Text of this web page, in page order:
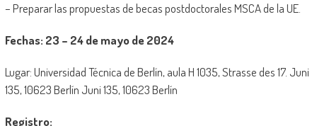
– Preparar las propuestas de becas postdoctorales MSCA de la UE.
Fechas: 23 – 24 de mayo de 2024
Lugar: Universidad Técnica de Berlín, aula H 1035, Strasse des 17. Juni
135, 10623 Berlín Juni 135, 10623 Berlín
Registro: